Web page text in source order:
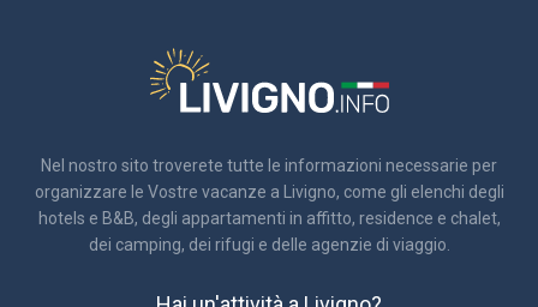
Nel nostro sito troverete tutte le informazioni necessarie per
organizzare le Vostre vacanze a Livigno, come gli elenchi degli
hotels e B&B, degli appartamenti in affitto, residence e chalet,
dei camping, dei rifugi e delle agenzie di viaggio.